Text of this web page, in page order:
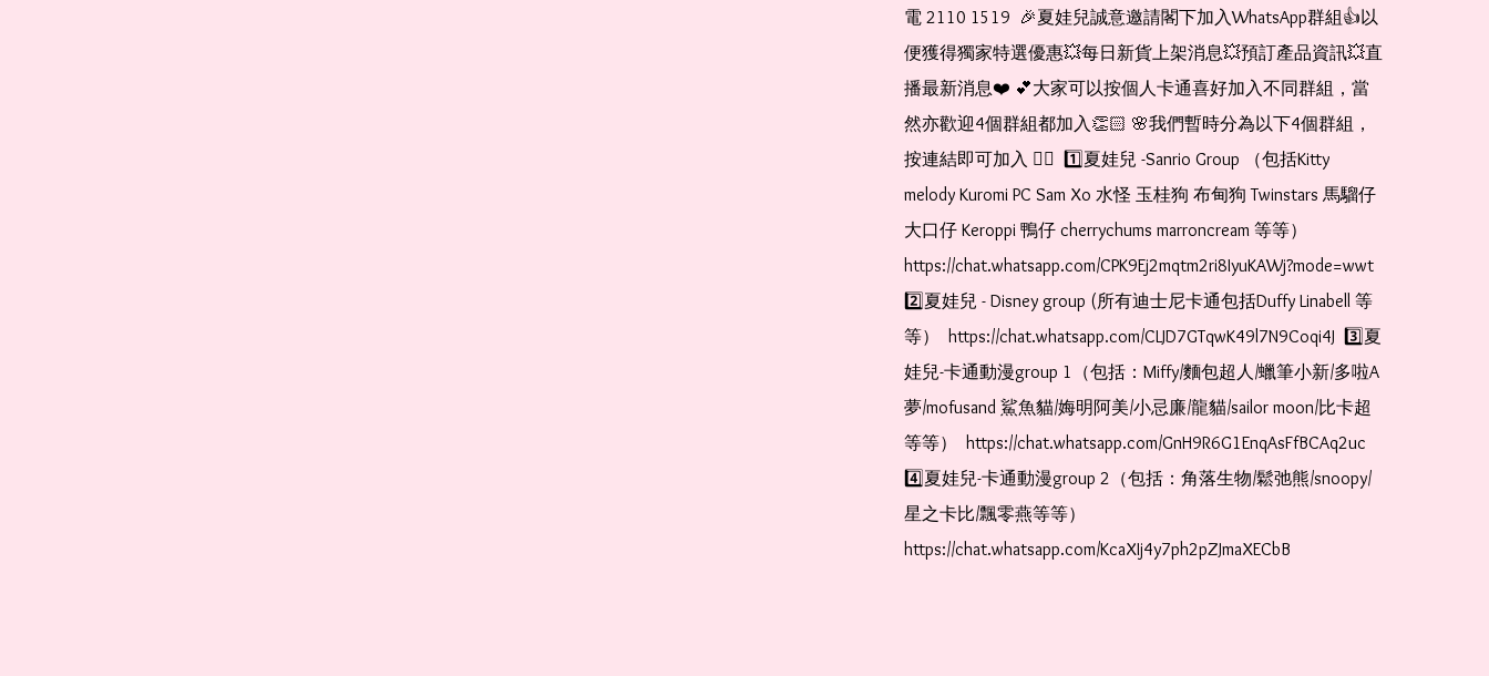
電 2110 1519  🎉夏娃兒誠意邀請閣下加入WhatsApp群組👍以
便獲得獨家特選優惠💥每日新貨上架消息💥預訂產品資訊💥直
播最新消息❤️ 💕大家可以按個人卡通喜好加入不同群組，當
然亦歡迎4個群組都加入👏🏻 🌸我們暫時分為以下4個群組，
按連結即可加入 👇🏻  1️⃣夏娃兒 -Sanrio Group （包括Kitty
melody Kuromi PC Sam Xo 水怪 玉桂狗 布甸狗 Twinstars 馬騮仔
大口仔 Keroppi 鴨仔 cherrychums marroncream 等等）
https://chat.whatsapp.com/CPK9Ej2mqtm2ri8IyuKAWj?mode=wwt
2️⃣夏娃兒 - Disney group (所有迪士尼卡通包括Duffy Linabell 等
等）  https://chat.whatsapp.com/CLJD7GTqwK49l7N9Coqi4J  3️⃣夏
娃兒-卡通動漫group 1（包括：Miffy/麵包超人/蠟筆小新/多啦A
夢/mofusand 鯊魚貓/娒明阿美/小忌廉/龍貓/sailor moon/比卡超
等等）  https://chat.whatsapp.com/GnH9R6G1EnqAsFfBCAq2uc
4️⃣夏娃兒-卡通動漫group 2（包括：角落生物/鬆弛熊/snoopy/
星之卡比/飄零燕等等）
https://chat.whatsapp.com/KcaXIj4y7ph2pZJmaXECbB